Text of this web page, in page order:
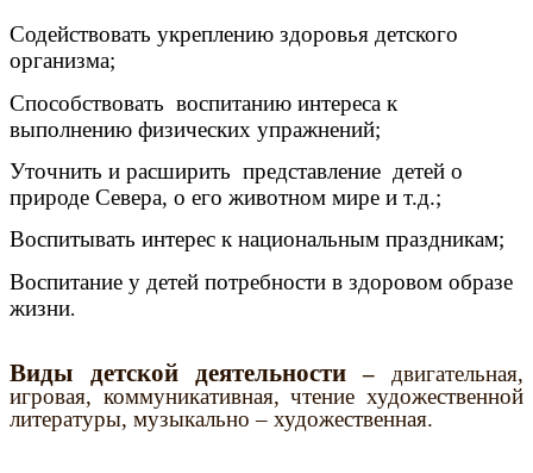
Содействовать укреплению здоровья детского
организма;
Способствовать воспитанию интереса к
выполнению физических упражнений;
Уточнить и расширить представление детей о
природе Севера, о его животном мире и т.д.;
Воспитывать интерес к национальным праздникам;
Воспитание у детей потребности в здоровом образе
жизни.
Виды детской деятельности –двигательная,
игровая, коммуникативная, чтение художественной
литературы, музыкально – художественная.